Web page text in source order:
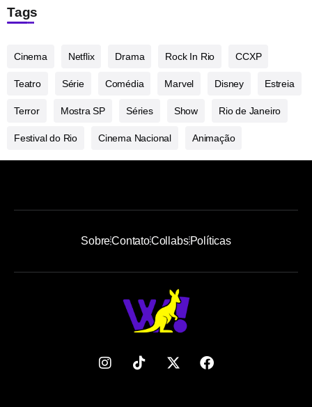
Tags
Cinema Netflix Drama Rock In Rio CCXP
Teatro Série Comédia Marvel Disney Estreia
Terror Mostra SP Séries Show Rio de Janeiro
Festival do Rio Cinema Nacional Animação
SobreContatoCollabsPolíticas